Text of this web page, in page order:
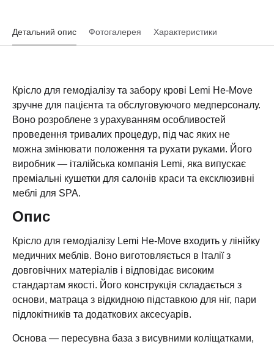
Детальний опис Фотогалерея Характеристики
Крісло для гемодіалізу та забору крові Lemi He-Move
зручне для пацієнта та обслуговуючого медперсоналу.
Воно розроблене з урахуванням особливостей
проведення тривалих процедур, під час яких не
можна змінювати положення та рухати руками. Його
виробник — італійська компанія Lemi, яка випускає
преміальні кушетки для салонів краси та ексклюзивні
меблі для SPA.
Опис
Крісло для гемодіалізу Lemi He-Move входить у лінійку
медичних меблів. Воно виготовляється в Італії з
довговічних матеріалів і відповідає високим
стандартам якості. Його конструкція складається з
основи, матраца з відкидною підставкою для ніг, пари
підлокітників та додаткових аксесуарів.
Основа — пересувна база з висувними коліщатками,